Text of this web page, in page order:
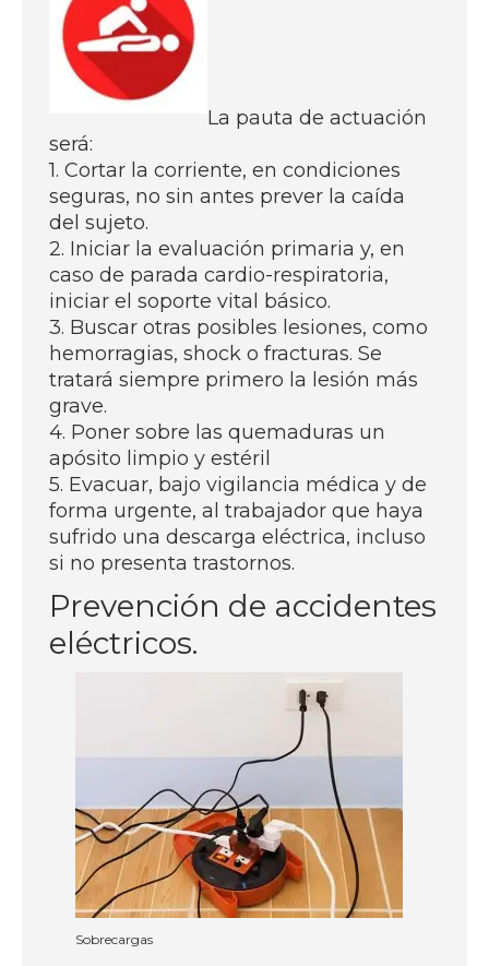
La pauta de actuación
será:
1. Cortar la corriente, en condiciones
seguras, no sin antes prever la caída
del sujeto.
2. Iniciar la evaluación primaria y, en
caso de parada cardio-respiratoria,
iniciar el soporte vital básico.
3. Buscar otras posibles lesiones, como
hemorragias, shock o fracturas. Se
tratará siempre primero la lesión más
grave.
4. Poner sobre las quemaduras un
apósito limpio y estéril
5. Evacuar, bajo vigilancia médica y de
forma urgente, al trabajador que haya
sufrido una descarga eléctrica, incluso
si no presenta trastornos.
Prevención de accidentes
eléctricos.
Sobrecargas